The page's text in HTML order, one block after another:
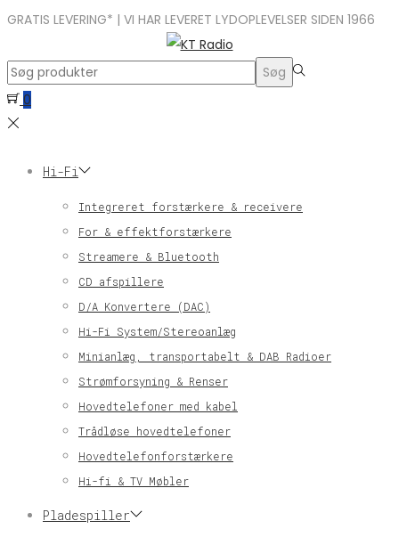
GRATIS LEVERING* | VI HAR LEVERET LYDOPLEVELSER SIDEN 1966
Search
for:>
Søg
0
Hi-Fi
Integreret forstærkere & receivere
For & effektforstærkere
Streamere & Bluetooth
CD afspillere
D/A Konvertere (DAC)
Hi-Fi System/Stereoanlæg
Minianlæg, transportabelt & DAB Radioer
Strømforsyning & Renser
Hovedtelefoner med kabel
Trådløse hovedtelefoner
Hovedtelefonforstærkere
Hi-fi & TV Møbler
Pladespiller